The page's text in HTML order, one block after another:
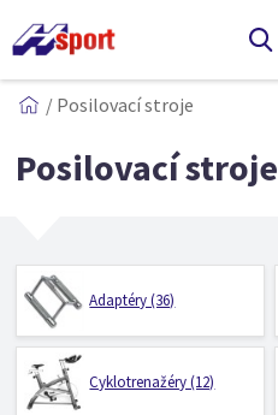
/ Posilovací stroje
Posilovací stroje
Adaptéry (36)
Cyklotrenažéry (12)